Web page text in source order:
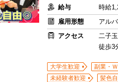
給与
時給
雇用形態
アル
アクセス
二子
徒歩3
大学生歓迎 副業・
未経験者歓迎
髪色